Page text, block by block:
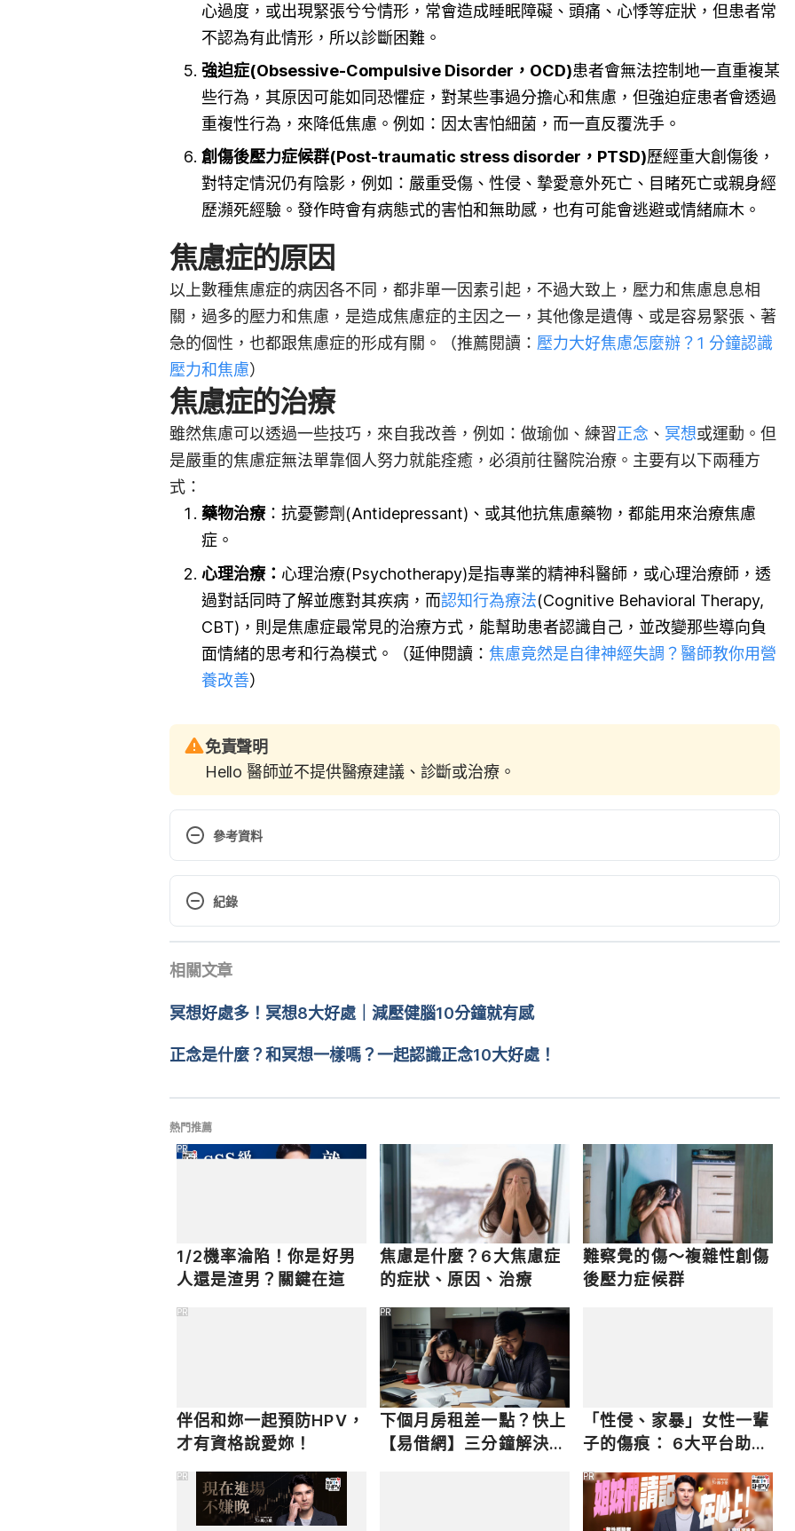
心過度，或出現緊張兮兮情形，常會造成睡眠障礙、頭痛、心悸等症狀，但患者常
不認為有此情形，所以診斷困難。
強迫症(Obsessive-Compulsive Disorder，OCD)患者會無法控制地一直重複某
些行為，其原因可能如同恐懼症，對某些事過分擔心和焦慮，但強迫症患者會透過
重複性行為，來降低焦慮。例如：因太害怕細菌，而一直反覆洗手。
創傷後壓力症候群(Post-traumatic stress disorder，PTSD)歷經重大創傷後，
對特定情況仍有陰影，例如：嚴重受傷、性侵、摯愛意外死亡、目睹死亡或親身經
歷瀕死經驗。發作時會有病態式的害怕和無助感，也有可能會逃避或情緒麻木。
焦慮症的原因
以上數種焦慮症的病因各不同，都非單一因素引起，不過大致上，壓力和焦慮息息相
關，過多的壓力和焦慮，是造成焦慮症的主因之一，其他像是遺傳、或是容易緊張、著
急的個性，也都跟焦慮症的形成有關。（推薦閱讀： 壓力大好焦慮怎麼辦？1 分鐘認識
壓力和焦慮）
焦慮症的治療
雖然焦慮可以透過一些技巧，來自我改善，例如：做瑜伽、練習正念 、 冥想或運動。但
是嚴重的焦慮症無法單靠個人努力就能痊癒，必須前往醫院治療。主要有以下兩種方
式：
藥物治療：抗憂鬱劑(Antidepressant)、或其他抗焦慮藥物，都能用來治療焦慮
症。
心理治療： 心理治療(Psychotherapy)是指專業的精神科醫師，或心理治療師，透
過對話同時了解並應對其疾病，而認知行為療法(Cognitive Behavioral Therapy,
CBT)，則是焦慮症最常見的治療方式，能幫助患者認識自己，並改變那些導向負
面情緒的思考和行為模式。（延伸閱讀： 焦慮竟然是自律神經失調？醫師教你用營
養改善）
免責聲明
Hello 醫師並不提供醫療建議、診斷或治療。
參考資料
https://my.clevelandclinic.org/health/diseases/9536-anxiety-disorders/management-
and-treatment
seek-help
What is anxiety? https://www.medicalnewstoday.com/articles/323454.php
紀錄
2024/04/11
醫學審稿： 賴建翰醫師
由
張凱安 Kyle Chang
相關文章
冥想好處多！冥想8大好處｜減壓健腦10分鐘就有感
正念是什麼？和冥想一樣嗎？一起認識正念10大好處！
熱門推薦
1/2機率淪陷！你是好男
人還是渣男？關鍵在這
PR
焦慮是什麼？6大焦慮症
的症狀、原因、治療
難察覺的傷～複雜性創傷
後壓力症候群
伴侶和妳一起預防HPV，
才有資格說愛妳！
PR
下個月房租差一點？快上
【易借網】三分鐘解決燃
PR
「性侵、家暴」女性一輩
子的傷痕： 6大平台助受
害者身心重建
PR PR